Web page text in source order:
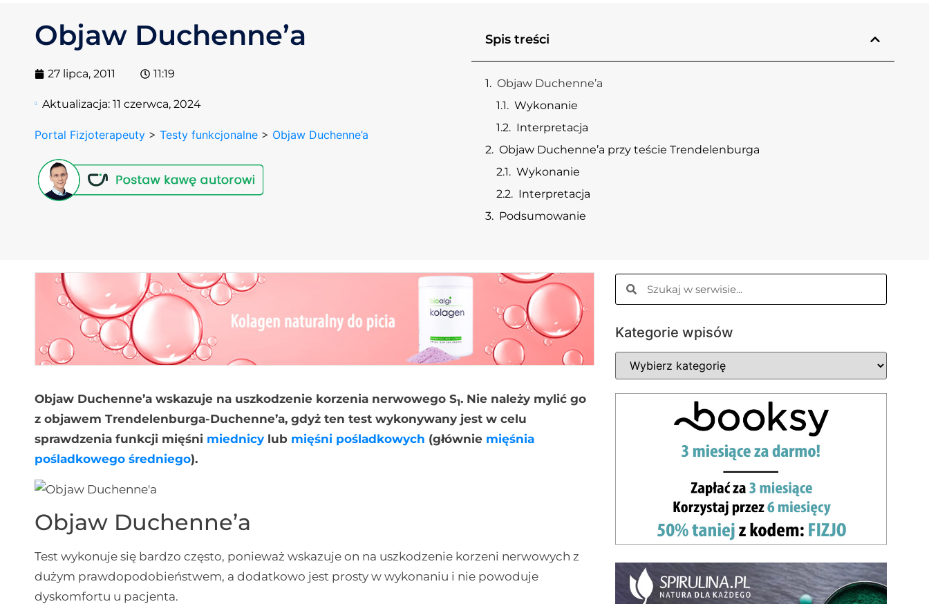
Objaw Duchenne’a
27 lipca, 2011 11:19
Aktualizacja:11 czerwca, 2024
Portal Fizjoterapeuty >Testy funkcjonalne > Objaw Duchenne’a
Spis treści
Objaw Duchenne’a
Wykonanie
Interpretacja
Objaw Duchenne’a przy teście Trendelenburga
Wykonanie
Interpretacja
Podsumowanie
Objaw Duchenne’a wskazuje na uszkodzenie korzenia nerwowego S1. Nie należy mylić go
z objawem Trendelenburga-Duchenne’a, gdyż ten test wykonywany jest w celu
sprawdzenia funkcji mięśni miednicy lub mięśni pośladkowych (głównie mięśnia
pośladkowego średniego).
Objaw Duchenne’a
Test wykonuje się bardzo często, ponieważ wskazuje on na uszkodzenie korzeni nerwowych z
dużym prawdopodobieństwem, a dodatkowo jest prosty w wykonaniu i nie powoduje
dyskomfortu u pacjenta.
Kategorie wpisów